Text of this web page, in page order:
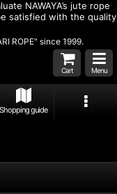
NAWAYA’s jute rope
satisfied with the quality
ROPE" since 1999.
Cart Menu
Shopping guide